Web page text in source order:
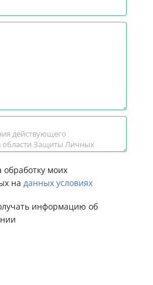
моих
на данных условиях
информацию об